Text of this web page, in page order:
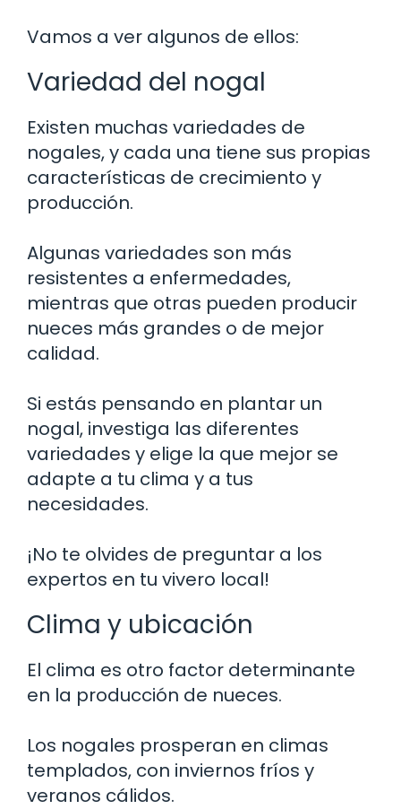
Vamos a ver algunos de ellos:
Variedad del nogal
Existen muchas variedades de
nogales, y cada una tiene sus propias
características de crecimiento y
producción.
Algunas variedades son más
resistentes a enfermedades,
mientras que otras pueden producir
nueces más grandes o de mejor
calidad.
Si estás pensando en plantar un
nogal, investiga las diferentes
variedades y elige la que mejor se
adapte a tu clima y a tus
necesidades.
¡No te olvides de preguntar a los
expertos en tu vivero local!
Clima y ubicación
El clima es otro factor determinante
en la producción de nueces.
Los nogales prosperan en climas
templados, con inviernos fríos y
veranos cálidos.